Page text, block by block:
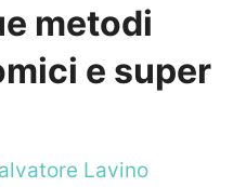
metodi
e super
Lavino